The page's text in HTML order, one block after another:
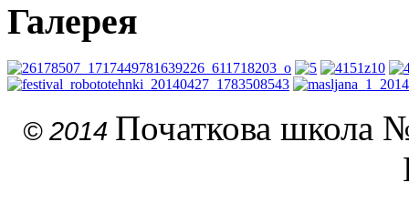
Галерея
© 2014 Початкова школа